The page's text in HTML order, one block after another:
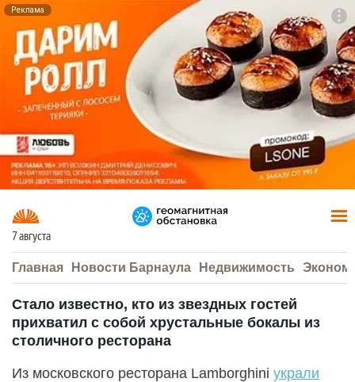
Реклама
7 августа
Главная Новости Барнаула Недвижимость
Стало известно, кто из звездных гостей
прихватил с собой хрустальные бокалы из
столичного ресторана
Из московского ресторана Lamborghini украли